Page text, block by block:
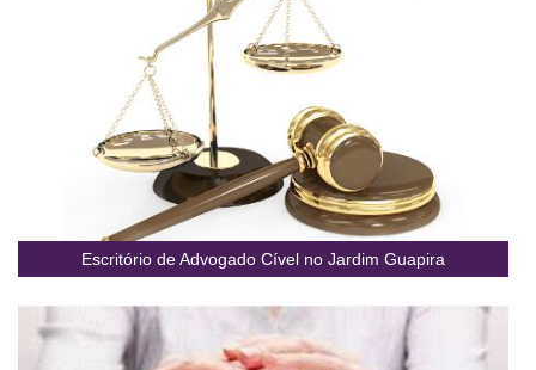
Escritório de Advogado Cível no Jardim Guapira